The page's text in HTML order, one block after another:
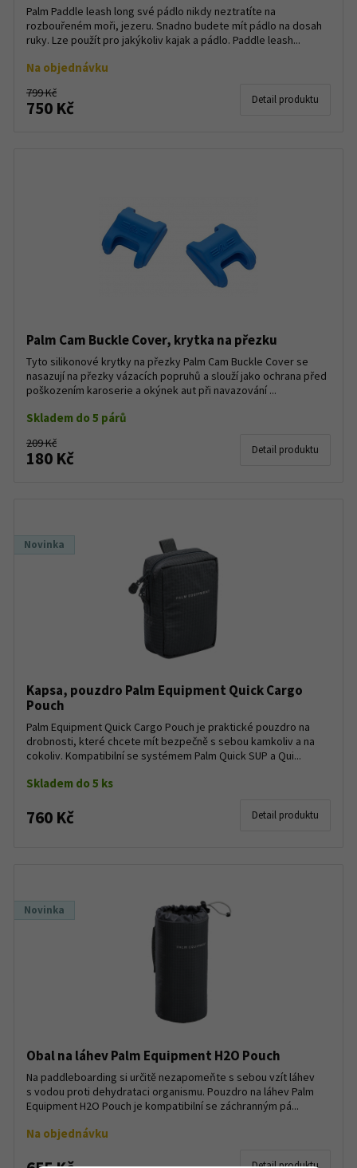
Palm Paddle leash long své pádlo nikdy neztratíte na
rozbouřeném moři, jezeru. Snadno budete mít pádlo na dosah
ruky. Lze použít pro jakýkoliv kajak a pádlo. Paddle leash...
Na objednávku
799 Kč
750 Kč Detail produktu
Palm Cam Buckle Cover, krytka na přezku
Tyto silikonové krytky na přezky Palm Cam Buckle Cover se
nasazují na přezky vázacích popruhů a slouží jako ochrana před
poškozením karoserie a okýnek aut při navazování ...
Skladem do 5 párů
209 Kč
180 Kč Detail produktu
Novinka
Kapsa, pouzdro Palm Equipment Quick Cargo
Pouch
Palm Equipment Quick Cargo Pouch je praktické pouzdro na
drobnosti, které chcete mít bezpečně s sebou kamkoliv a na
cokoliv. Kompatibilní se systémem Palm Quick SUP a Qui...
Skladem do 5 ks
760 Kč Detail produktu
Novinka
Obal na láhev Palm Equipment H2O Pouch
Na paddleboarding si určitě nezapomeňte s sebou vzít láhev
s vodou proti dehydrataci organismu. Pouzdro na láhev Palm
Equipment H2O Pouch je kompatibilní se záchranným pá...
Na objednávku
Detail produktu